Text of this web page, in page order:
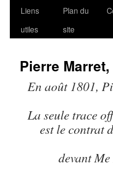
Liens
utiles
Plan du
site
Pierre
En août 1801,
La seule trace
est le contrat
devant